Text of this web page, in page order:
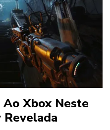
Xbox Neste
Revelada